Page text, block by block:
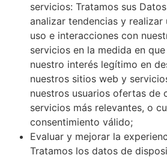
servicios: Tratamos sus
analizar tendencias y realizar
uso e interacciones con
servicios en la medida en
nuestro interés legítimo en
nuestros sitios web y
nuestros usuarios ofertas de
servicios más relevantes, o
consentimiento válido;
Evaluar y mejorar la
Tratamos los datos de